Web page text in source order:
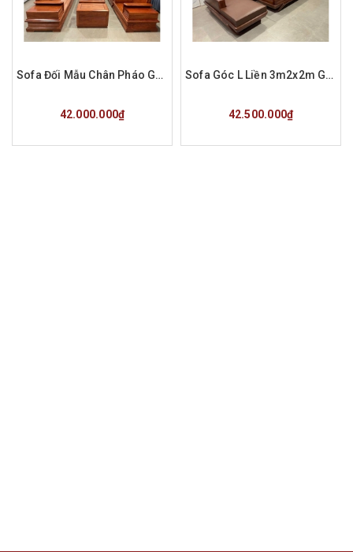
Sofa Đối Mẫu Chân Pháo Gỗ Hương Đá Hàng Đặt a Tùng Phú Thọ
42.000.000₫
Sofa Góc L Liền 3m2x2m Gỗ Hương Đá Hàng Đặt a Nam
42.500.000₫